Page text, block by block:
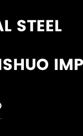
STEEL